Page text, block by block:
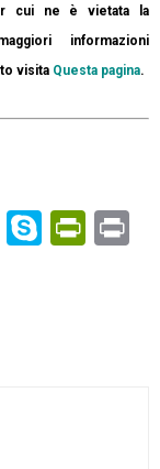
cui ne è vietata la
informazioni
visita Questa pagina.
Telegram
Skype